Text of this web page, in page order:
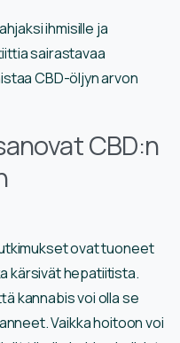
ihmisille ja
sairastavaa
CBD-öljyn arvon
CBD:n
ovat tuoneet
kärsivät hepatiitista.
kannabis voi olla se
Vaikka hoitoon voi